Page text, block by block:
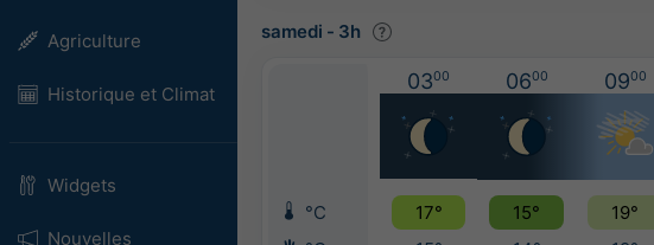
Agriculture
Historique et Climat
Widgets
Nouvelles
samedi - 3h
0300 0600 0900
°C 17° 15° 19°